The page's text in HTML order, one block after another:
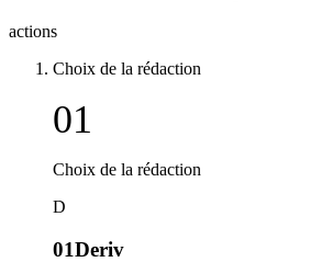
actions
Choix de la rédaction
01
Choix de la rédaction
D
01Deriv